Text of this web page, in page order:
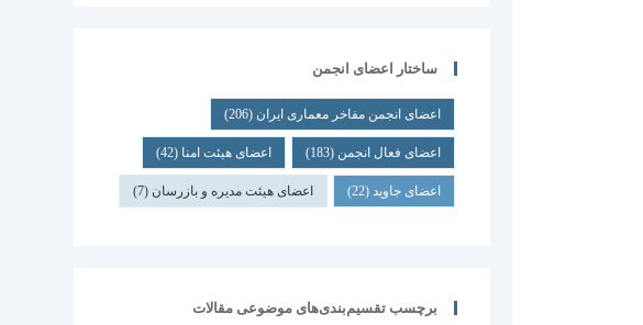
ساختار اعضای انجمن
اعضای انجمن مفاخر معماری ایران (206)
اعضای فعال انجمن (183) اعضای هیئت امنا (42)
اعضای جاوید(22) اعضای هیئت مدیره و بازرسان (7)
برچسب تقسیم‌بندی‌های موضوعی مقالات